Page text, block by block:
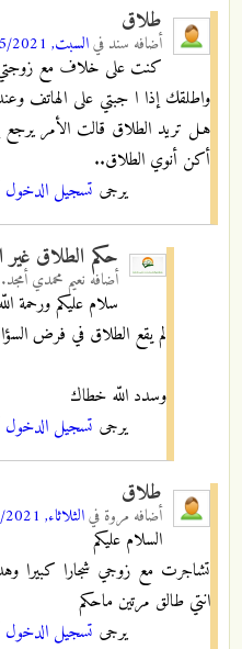
طلاق
أضافه سند فيالسبت, 01/05/2021 - 14:40
كنت على خلاف مع زوجتي
واطلقك إذا ا جبتي على الهاتف
هـل تريد الطلاق قالت الأمر
أكن أنوي الطلاق..
يرجى تسجيل الدخول
حكم الطلاق غير
أضافه نعيم محمدي
سلام عليكم ورحمة
لم يقع الطلاق في فرض
وسدد اللّه خطاك
يرجى تسجيل الدخول
طلاق
أضافه مروة فيالثلاثاء, 04/05/2021 - 12:10
السلام عليكم
تشاجرت مع زوجي شجارا كبيرا
انتي طالق مرتين ماحكم
يرجى تسجيل الدخول